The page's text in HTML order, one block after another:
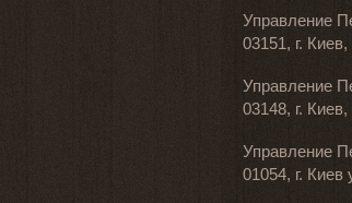
Управление
03151, г.
Управление
03148, г.
Управление
01054, г.